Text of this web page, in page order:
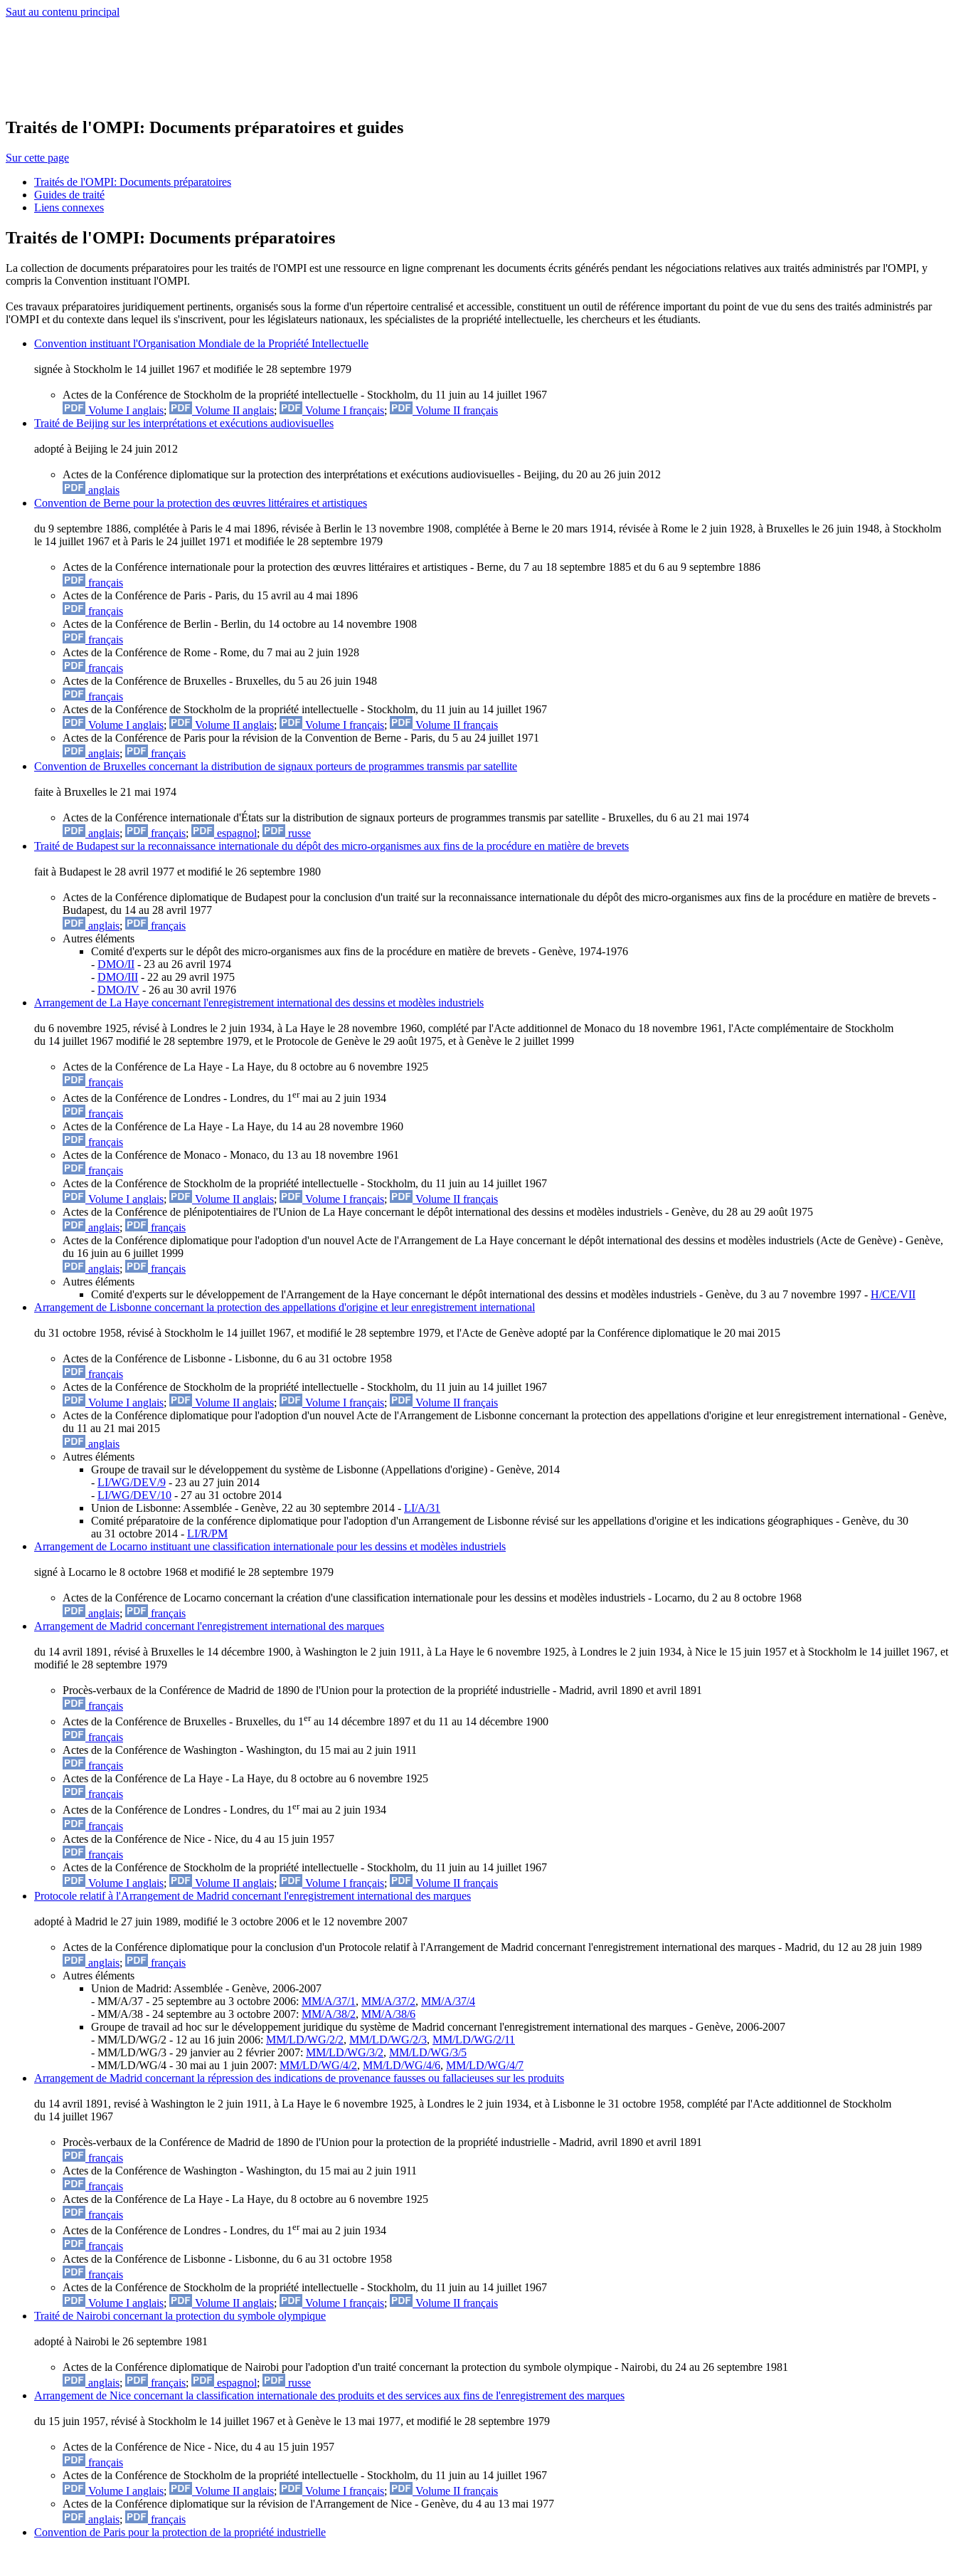
Saut au contenu principal
Traités de l'OMPI: Documents préparatoires et guides
Sur cette page
Traités de l'OMPI: Documents préparatoires
Guides de traité
Liens connexes
Traités de l'OMPI: Documents préparatoires
La collection de documents préparatoires pour les traités de l'OMPI est une ressource en ligne comprenant les documents écrits générés pendant les négociations relatives aux traités administrés par l'OMPI, y
compris la Convention instituant l'OMPI.
Ces travaux préparatoires juridiquement pertinents, organisés sous la forme d'un répertoire centralisé et accessible, constituent un outil de référence important du point de vue du sens des traités administrés par
l'OMPI et du contexte dans lequel ils s'inscrivent, pour les législateurs nationaux, les spécialistes de la propriété intellectuelle, les chercheurs et les étudiants.
Convention instituant l'Organisation Mondiale de la Propriété Intellectuelle
signée à Stockholm le 14 juillet 1967 et modifiée le 28 septembre 1979
Actes de la Conférence de Stockholm de la propriété intellectuelle - Stockholm, du 11 juin au 14 juillet 1967
Volume I anglais; Volume II anglais; Volume I français;
Volume II français
Traité de Beijing sur les interprétations et exécutions audiovisuelles
adopté à Beijing le 24 juin 2012
Actes de la Conférence diplomatique sur la protection des interprétations et exécutions audiovisuelles - Beijing, du 20 au 26 juin 2012
anglais
Convention de Berne pour la protection des œuvres littéraires et artistiques
du 9 septembre 1886, complétée à Paris le 4 mai 1896, révisée à Berlin le 13 novembre 1908, complétée à Berne le 20 mars 1914, révisée à Rome le 2 juin 1928, à Bruxelles le 26 juin 1948, à Stockholm
le 14 juillet 1967 et à Paris le 24 juillet 1971 et modifiée le 28 septembre 1979
Actes de la Conférence internationale pour la protection des œuvres littéraires et artistiques - Berne, du 7 au 18 septembre 1885 et du 6 au 9 septembre 1886
français
Actes de la Conférence de Paris - Paris, du 15 avril au 4 mai 1896
français
Actes de la Conférence de Berlin - Berlin, du 14 octobre au 14 novembre 1908
français
Actes de la Conférence de Rome - Rome, du 7 mai au 2 juin 1928
français
Actes de la Conférence de Bruxelles - Bruxelles, du 5 au 26 juin 1948
français
Actes de la Conférence de Stockholm de la propriété intellectuelle - Stockholm, du 11 juin au 14 juillet 1967
Volume I anglais; Volume II anglais; Volume I français;
Volume II français
Actes de la Conférence de Paris pour la révision de la Convention de Berne - Paris, du 5 au 24 juillet 1971
anglais;
français
Convention de Bruxelles concernant la distribution de signaux porteurs de programmes transmis par satellite
faite à Bruxelles le 21 mai 1974
Actes de la Conférence internationale d'États sur la distribution de signaux porteurs de programmes transmis par satellite - Bruxelles, du 6 au 21 mai 1974
anglais; français; espagnol;
russe
Traité de Budapest sur la reconnaissance internationale du dépôt des micro-organismes aux fins de la procédure en matière de brevets
fait à Budapest le 28 avril 1977 et modifié le 26 septembre 1980
Actes de la Conférence diplomatique de Budapest pour la conclusion d'un traité sur la reconnaissance internationale du dépôt des micro-organismes aux fins de la procédure en matière de brevets -
Budapest, du 14 au 28 avril 1977
anglais;
français
Autres éléments
Comité d'experts sur le dépôt des micro-organismes aux fins de la procédure en matière de brevets - Genève, 1974-1976
- DMO/II - 23 au 26 avril 1974
- DMO/III - 22 au 29 avril 1975
- DMO/IV - 26 au 30 avril 1976
Arrangement de La Haye concernant l'enregistrement international des dessins et modèles industriels
du 6 novembre 1925, révisé à Londres le 2 juin 1934, à La Haye le 28 novembre 1960, complété par l'Acte additionnel de Monaco du 18 novembre 1961, l'Acte complémentaire de Stockholm
du 14 juillet 1967 modifié le 28 septembre 1979, et le Protocole de Genève le 29 août 1975, et à Genève le 2 juillet 1999
Actes de la Conférence de La Haye - La Haye, du 8 octobre au 6 novembre 1925
français
Actes de la Conférence de Londres - Londres, du 1 ermai au 2 juin 1934
français
Actes de la Conférence de La Haye - La Haye, du 14 au 28 novembre 1960
français
Actes de la Conférence de Monaco - Monaco, du 13 au 18 novembre 1961
français
Actes de la Conférence de Stockholm de la propriété intellectuelle - Stockholm, du 11 juin au 14 juillet 1967
Volume I anglais; Volume II anglais; Volume I français;
Volume II français
Actes de la Conférence de plénipotentiaires de l'Union de La Haye concernant le dépôt international des dessins et modèles industriels - Genève, du 28 au 29 août 1975
anglais;
français
Actes de la Conférence diplomatique pour l'adoption d'un nouvel Acte de l'Arrangement de La Haye concernant le dépôt international des dessins et modèles industriels (Acte de Genève) - Genève,
du 16 juin au 6 juillet 1999
anglais;
français
Autres éléments
Comité d'experts sur le développement de l'Arrangement de la Haye concernant le dépôt international des dessins et modèles industriels - Genève, du 3 au 7 novembre 1997 - H/CE/VII
Arrangement de Lisbonne concernant la protection des appellations d'origine et leur enregistrement international
du 31 octobre 1958, révisé à Stockholm le 14 juillet 1967, et modifié le 28 septembre 1979, et l'Acte de Genève adopté par la Conférence diplomatique le 20 mai 2015
Actes de la Conférence de Lisbonne - Lisbonne, du 6 au 31 octobre 1958
français
Actes de la Conférence de Stockholm de la propriété intellectuelle - Stockholm, du 11 juin au 14 juillet 1967
Volume I anglais; Volume II anglais; Volume I français;
Volume II français
Actes de la Conférence diplomatique pour l'adoption d'un nouvel Acte de l'Arrangement de Lisbonne concernant la protection des appellations d'origine et leur enregistrement international - Genève,
du 11 au 21 mai 2015
anglais
Autres éléments
Groupe de travail sur le développement du système de Lisbonne (Appellations d'origine) - Genève, 2014
- LI/WG/DEV/9 - 23 au 27 juin 2014
- LI/WG/DEV/10 - 27 au 31 octobre 2014
Union de Lisbonne: Assemblée - Genève, 22 au 30 septembre 2014 - LI/A/31
Comité préparatoire de la conférence diplomatique pour l'adoption d'un Arrangement de Lisbonne révisé sur les appellations d'origine et les indications géographiques - Genève, du 30
au 31 octobre 2014 - LI/R/PM
Arrangement de Locarno instituant une classification internationale pour les dessins et modèles industriels
signé à Locarno le 8 octobre 1968 et modifié le 28 septembre 1979
Actes de la Conférence de Locarno concernant la création d'une classification internationale pour les dessins et modèles industriels - Locarno, du 2 au 8 octobre 1968
anglais;
français
Arrangement de Madrid concernant l'enregistrement international des marques
du 14 avril 1891, révisé à Bruxelles le 14 décembre 1900, à Washington le 2 juin 1911, à La Haye le 6 novembre 1925, à Londres le 2 juin 1934, à Nice le 15 juin 1957 et à Stockholm le 14 juillet 1967, et
modifié le 28 septembre 1979
Procès-verbaux de la Conférence de Madrid de 1890 de l'Union pour la protection de la propriété industrielle - Madrid, avril 1890 et avril 1891
français
Actes de la Conférence de Bruxelles - Bruxelles, du 1 erau 14 décembre 1897 et du 11 au 14 décembre 1900
français
Actes de la Conférence de Washington - Washington, du 15 mai au 2 juin 1911
français
Actes de la Conférence de La Haye - La Haye, du 8 octobre au 6 novembre 1925
français
Actes de la Conférence de Londres - Londres, du 1ermai au 2 juin 1934
français
Actes de la Conférence de Nice - Nice, du 4 au 15 juin 1957
français
Actes de la Conférence de Stockholm de la propriété intellectuelle - Stockholm, du 11 juin au 14 juillet 1967
Volume I anglais; Volume II anglais; Volume I français;
Volume II français
Protocole relatif à l'Arrangement de Madrid concernant l'enregistrement international des marques
adopté à Madrid le 27 juin 1989, modifié le 3 octobre 2006 et le 12 novembre 2007
Actes de la Conférence diplomatique pour la conclusion d'un Protocole relatif à l'Arrangement de Madrid concernant l'enregistrement international des marques - Madrid, du 12 au 28 juin 1989
anglais;
français
Autres éléments
Union de Madrid: Assemblée - Genève, 2006-2007
- MM/A/37 - 25 septembre au 3 octobre 2006: MM/A/37/1 , MM/A/37/2, MM/A/37/4
- MM/A/38 - 24 septembre au 3 octobre 2007: MM/A/38/2, MM/A/38/6
Groupe de travail ad hoc sur le développement juridique du système de Madrid concernant l'enregistrement international des marques - Genève, 2006-2007
- MM/LD/WG/2 - 12 au 16 juin 2006: MM/LD/WG/2/2, MM/LD/WG/2/3, MM/LD/WG/2/11
- MM/LD/WG/3 - 29 janvier au 2 février 2007: MM/LD/WG/3/2, MM/LD/WG/3/5
- MM/LD/WG/4 - 30 mai au 1 juin 2007: MM/LD/WG/4/2, MM/LD/WG/4/6, MM/LD/WG/4/7
Arrangement de Madrid concernant la répression des indications de provenance fausses ou fallacieuses sur les produits
du 14 avril 1891, revisé à Washington le 2 juin 1911, à La Haye le 6 novembre 1925, à Londres le 2 juin 1934, et à Lisbonne le 31 octobre 1958, complété par l'Acte additionnel de Stockholm
du 14 juillet 1967
Procès-verbaux de la Conférence de Madrid de 1890 de l'Union pour la protection de la propriété industrielle - Madrid, avril 1890 et avril 1891
français
Actes de la Conférence de Washington - Washington, du 15 mai au 2 juin 1911
français
Actes de la Conférence de La Haye - La Haye, du 8 octobre au 6 novembre 1925
français
Actes de la Conférence de Londres - Londres, du 1 ermai au 2 juin 1934
français
Actes de la Conférence de Lisbonne - Lisbonne, du 6 au 31 octobre 1958
français
Actes de la Conférence de Stockholm de la propriété intellectuelle - Stockholm, du 11 juin au 14 juillet 1967
Volume I anglais; Volume II anglais; Volume I français;
Volume II français
Traité de Nairobi concernant la protection du symbole olympique
adopté à Nairobi le 26 septembre 1981
Actes de la Conférence diplomatique de Nairobi pour l'adoption d'un traité concernant la protection du symbole olympique - Nairobi, du 24 au 26 septembre 1981
anglais; français; espagnol;
russe
Arrangement de Nice concernant la classification internationale des produits et des services aux fins de l'enregistrement des marques
du 15 juin 1957, révisé à Stockholm le 14 juillet 1967 et à Genève le 13 mai 1977, et modifié le 28 septembre 1979
Actes de la Conférence de Nice - Nice, du 4 au 15 juin 1957
français
Actes de la Conférence de Stockholm de la propriété intellectuelle - Stockholm, du 11 juin au 14 juillet 1967
Volume I anglais; Volume II anglais; Volume I français;
Volume II français
Actes de la Conférence diplomatique sur la révision de l'Arrangement de Nice - Genève, du 4 au 13 mai 1977
anglais;
français
Convention de Paris pour la protection de la propriété industrielle